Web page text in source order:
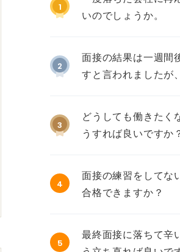
1
いのでしょうか。
2
面接の結果は一週間
すと言われましたが
3
どうしても働きたく
うすれば良いですか
4
面接の練習をしてな
合格できますか？
5
最終面接に落ちて辛